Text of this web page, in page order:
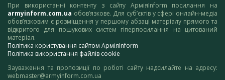
При використанні контенту з сайту АрміяInform посилання на
armyinform.com.ua обов’язкове. Для суб’єктів у сфері онлайн-медіа
обов’язковим є розміщення у першому абзаці матеріалу прямого та
відкритого для пошукових систем гіперпосилання на цитований
матеріал.
Політика користування сайтом АрміяInform
Політика використання файлів cookie
Зауваження та пропозиції по роботі сайту надсилайте на адресу:
webmaster@armyinform.com.ua